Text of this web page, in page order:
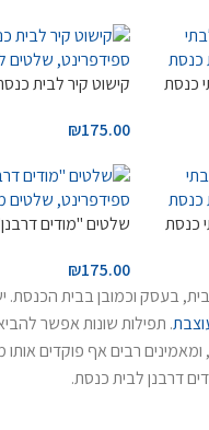
כנסת
קישוט קיר לבית
₪175.00
כנסת
שלטים "מודים
₪175.00
בעסק וכמובן בבית
. תפילות שונות אפשר
רבים אף פוקדים
דרבנן לבית כנסת.